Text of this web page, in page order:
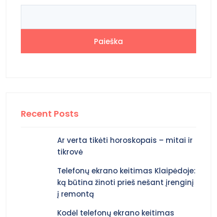
Paieška
Recent Posts
Ar verta tikėti horoskopais – mitai ir
tikrovė
Telefonų ekrano keitimas Klaipėdoje:
ką būtina žinoti prieš nešant įrenginį
į remontą
Kodėl telefonų ekrano keitimas